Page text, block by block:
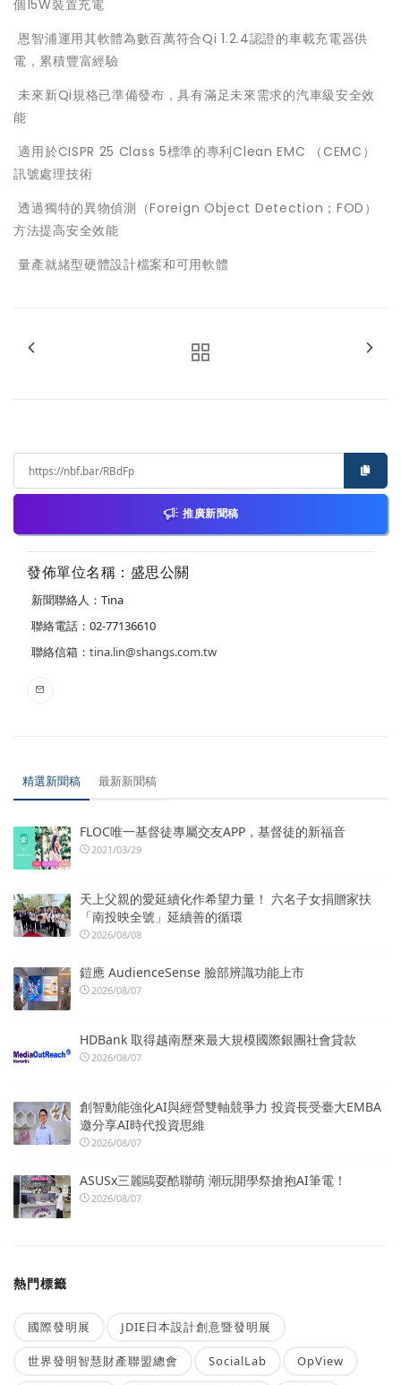
個15W裝置充電
 恩智浦運用其軟體為數百萬符合Qi 1.2.4認證的車載充電器供
電，累積豐富經驗
 未來新Qi規格已準備發布，具有滿足未來需求的汽車級安全效
能
 適用於CISPR 25 Class 5標準的專利Clean EMC （CEMC）
訊號處理技術
 透過獨特的異物偵測（Foreign Object Detection；FOD）
方法提高安全效能
 量產就緒型硬體設計檔案和可用軟體
推廣新聞稿
發佈單位名稱：盛思公關
新聞聯絡人：Tina
聯絡電話：02-77136610
聯絡信箱： tina.lin@shangs.com.tw
精選新聞稿 最新新聞稿
FLOC唯一基督徒專屬交友APP，基督徒的新福音
2021/03/29
天上父親的愛延續化作希望力量！ 六名子女捐贈家扶
「南投映全號」延續善的循環
2026/08/08
鎧應 AudienceSense 臉部辨識功能上市
2026/08/07
HDBank 取得越南歷來最大規模國際銀團社會貸款
2026/08/07
創智動能強化AI與經營雙軸競爭力 投資長受臺大EMBA
邀分享AI時代投資思維
2026/08/07
ASUSx三麗鷗耍酷聯萌 潮玩開學祭搶抱AI筆電！
2026/08/07
熱門標籤
國際發明展 JDIE日本設計創意暨發明展
世界發明智慧財產聯盟總會 SocialLab OpView